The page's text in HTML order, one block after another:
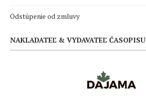
Odstúpenie od zmluvy
NAKLADATEĽ & VYDAVATEĽ ČASOPISU